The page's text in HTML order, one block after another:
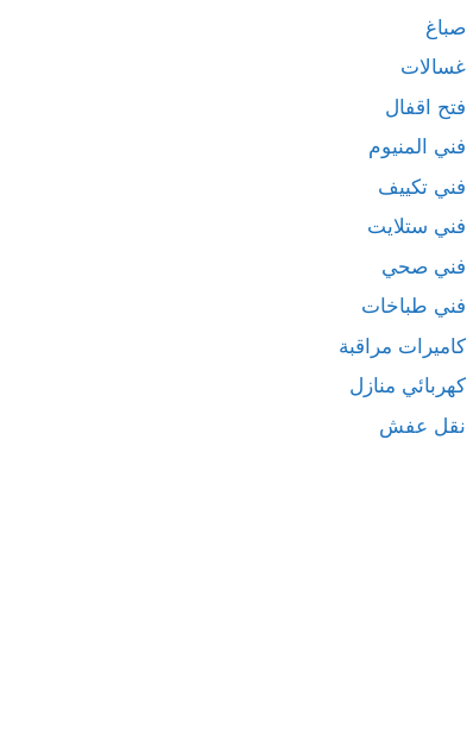
صباغ
غسالات
فتح اقفال
فني المنيوم
فني تكييف
فني ستلايت
فني صحي
فني طباخات
كاميرات مراقبة
كهربائي منازل
نقل عفش